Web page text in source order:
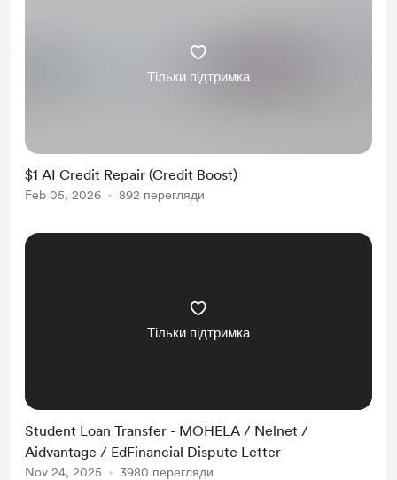
Тільки підтримка
$1 AI Credit Repair (Credit Boost)
Feb 05, 2026 892 перегляди
Тільки підтримка
Student Loan Transfer - MOHELA / Nelnet /
Aidvantage / EdFinancial Dispute Letter
Nov 24, 2025 3980 перегляди